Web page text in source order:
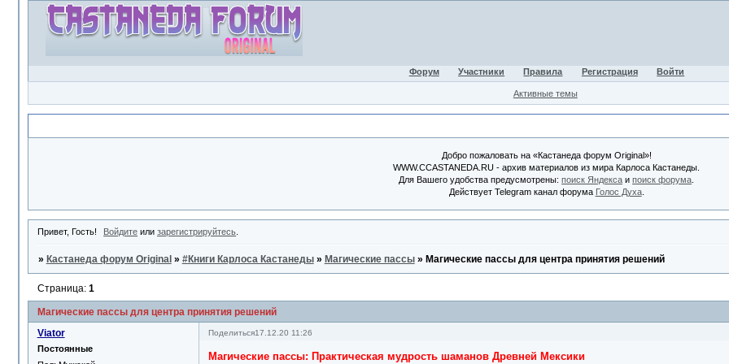
Форум Участники Правила Регистрация Войти
Активные темы
Добро пожаловать на «Кастанеда форум Original»!
WWW.CCASTANEDA.RU - архив материалов из мира Карлоса Кастанеды.
Для Вашего удобства предусмотрены:поиск Яндекса ипоиск форума
Действует Telegram канал форума Голос Духа.
Привет, Гость! Войдите илизарегистрируйтесь
» Кастанеда форум Original » #Книги Карлоса Кастанеды » Магические пассы » Магические пассы для центра принятия решений
Магические пассы для центра принятия решений
Страница: 1
Поделиться17.12.20 11:26
Viator
Постоянные
Магические пассы: Практическая мудрость шаманов Древней Мексики